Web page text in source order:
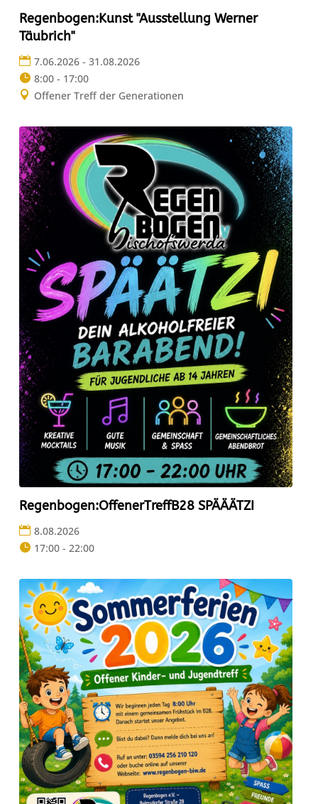
Regenbogen:Kunst "Ausstellung Werner
Täubrich"
7.06.2026 - 31.08.2026
8:00 - 17:00
Offener Treff der Generationen
Regenbogen:OffenerTreffB28 SPÄÄÄTZI
8.08.2026
17:00 - 22:00